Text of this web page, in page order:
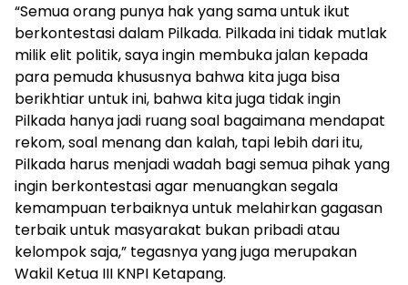
“Semua orang punya hak yang sama untuk ikut
berkontestasi dalam Pilkada. Pilkada ini tidak mutlak
milik elit politik, saya ingin membuka jalan kepada
para pemuda khususnya bahwa kita juga bisa
berikhtiar untuk ini, bahwa kita juga tidak ingin
Pilkada hanya jadi ruang soal bagaimana mendapat
rekom, soal menang dan kalah, tapi lebih dari itu,
Pilkada harus menjadi wadah bagi semua pihak yang
ingin berkontestasi agar menuangkan segala
kemampuan terbaiknya untuk melahirkan gagasan
terbaik untuk masyarakat bukan pribadi atau
kelompok saja,” tegasnya yang juga merupakan
Wakil Ketua III KNPI Ketapang.